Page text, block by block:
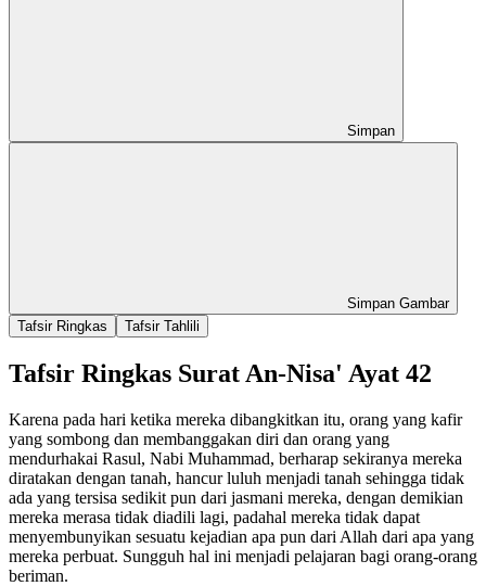
Simpan
Simpan Gambar
Tafsir Ringkas
Tafsir Tahlili
Tafsir Ringkas Surat An-Nisa' Ayat 42
Karena pada hari ketika mereka dibangkitkan itu, orang yang kafir
yang sombong dan membanggakan diri dan orang yang
mendurhakai Rasul, Nabi Muhammad, berharap sekiranya mereka
diratakan dengan tanah, hancur luluh menjadi tanah sehingga tidak
ada yang tersisa sedikit pun dari jasmani mereka, dengan demikian
mereka merasa tidak diadili lagi, padahal mereka tidak dapat
menyembunyikan sesuatu kejadian apa pun dari Allah dari apa yang
mereka perbuat. Sungguh hal ini menjadi pelajaran bagi orang-orang
beriman.